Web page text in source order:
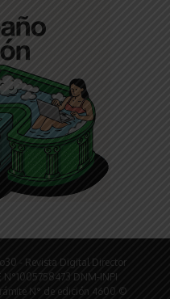
- Revista Digital Director
N°1005758473 DNM-INPI
N° de edición 4600 ©